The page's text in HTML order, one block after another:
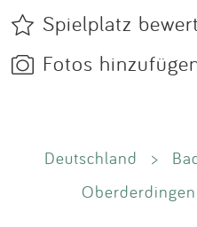
Spielplatz
Fotos
Deutschland >
Oberderdingen